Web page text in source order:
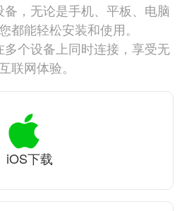
，无论是手机、平板、电脑
都能轻松安装和使用。
个设备上同时连接，享受无
联网体验。
iOS下载